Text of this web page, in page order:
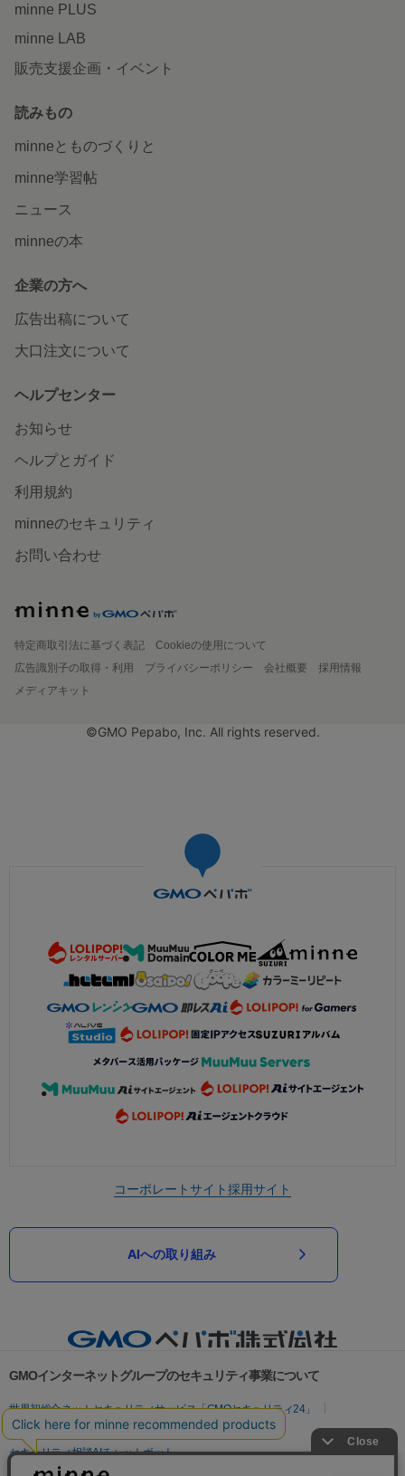
minne PLUS
minne LAB
販売支援企画・イベント
読みもの
minneとものづくりと
minne学習帖
ニュース
minneの本
企業の方へ
広告出稿について
大口注文について
ヘルプセンター
お知らせ
ヘルプとガイド
利用規約
minneのセキュリティ
お問い合わせ
特定商取引法に基づく表記
Cookieの使用について
広告識別子の取得・利用
プライバシーポリシー 会社概要
採用情報
メディアキット
©GMO Pepabo, Inc. All rights reserved.
コーポレートサイト採用サイト
AIへの取り組み
GMOインターネットグループのセキュリティ事業について
世界初総合ネットセキュリティサービス「GMOセキュリティ24」
パスワード漏洩診断
Webサイトリスク診断
セキュリティ相談AIチャットボット